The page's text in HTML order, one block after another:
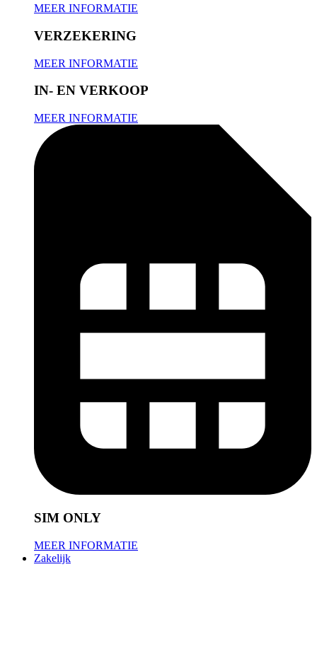
MEER INFORMATIE
VERZEKERING
MEER INFORMATIE
IN- EN VERKOOP
MEER INFORMATIE
SIM ONLY
MEER INFORMATIE
Zakelijk